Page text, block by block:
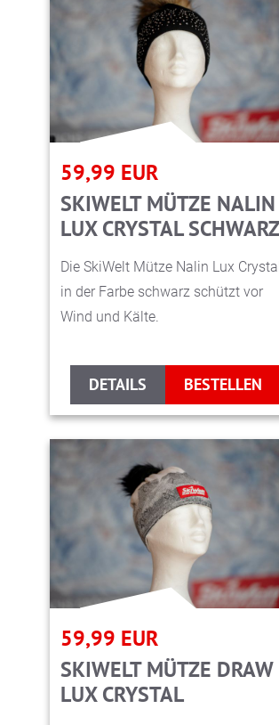
59,99 EUR
SKIWELT MÜTZE NALIN
LUX CRYSTAL SCHWARZ
Die SkiWelt Mütze Nalin Lux Crystal
in der Farbe schwarz schützt vor
Wind und Kälte.
DETAILS BESTELLEN
59,99 EUR
SKIWELT MÜTZE DRAW
LUX CRYSTAL